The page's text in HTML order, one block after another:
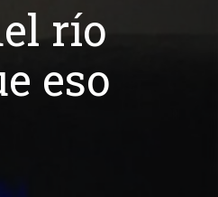
río
eso